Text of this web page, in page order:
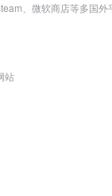
、微软商店等多国外
站